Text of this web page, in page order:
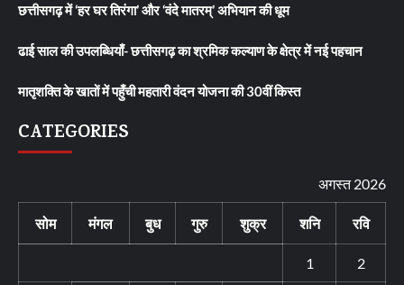
छत्तीसगढ़ में ‘हर घर तिरंगा’ और ‘वंदे मातरम्’ अभियान की धूम
ढाई साल की उपलब्धियाँ- छत्तीसगढ़ का श्रमिक कल्याण के क्षेत्र में नई पहचान
मातृशक्ति के खातों में पहुँची महतारी वंदन योजना की 30वीं किस्त
CATEGORIES
अगस्त 2026
सोम मंगल बुध गुरु शुक्र शनि रवि
1 2